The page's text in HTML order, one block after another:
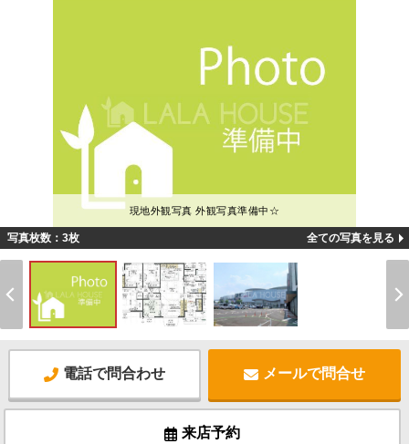
現地外観写真 外観写真準備中☆
写真枚数：3枚 全ての写真を見る
電話で問合わせ メールで問合せ
来店予約